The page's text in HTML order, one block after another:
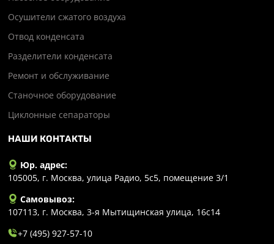
Осушители сжатого воздуха
Отвод конденсата
Разделители конденсата
Ремонт и обслуживание
Станочное оборудование
Циклонные сепараторы
НАШИ КОНТАКТЫ
Юр. адрес:
105005, г. Москва, улица Радио, 5с5, помещение 3/1
Самовывоз:
107113, г. Москва, 3-я Мытищинская улица, 16с14
+7 (495) 927-57-10